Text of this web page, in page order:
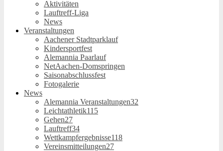
Aktivitäten
Lauftreff-Liga
News
Veranstaltungen
Aachener Stadtparklauf
Kindersportfest
Alemannia Paarlauf
NetAachen-Domspringen
Saisonabschlussfest
Fotogalerie
News
Alemannia Veranstaltungen32
Leichtathletik115
Gehen27
Lauftreff34
Wettkampfergebnisse118
Vereinsmitteilungen27